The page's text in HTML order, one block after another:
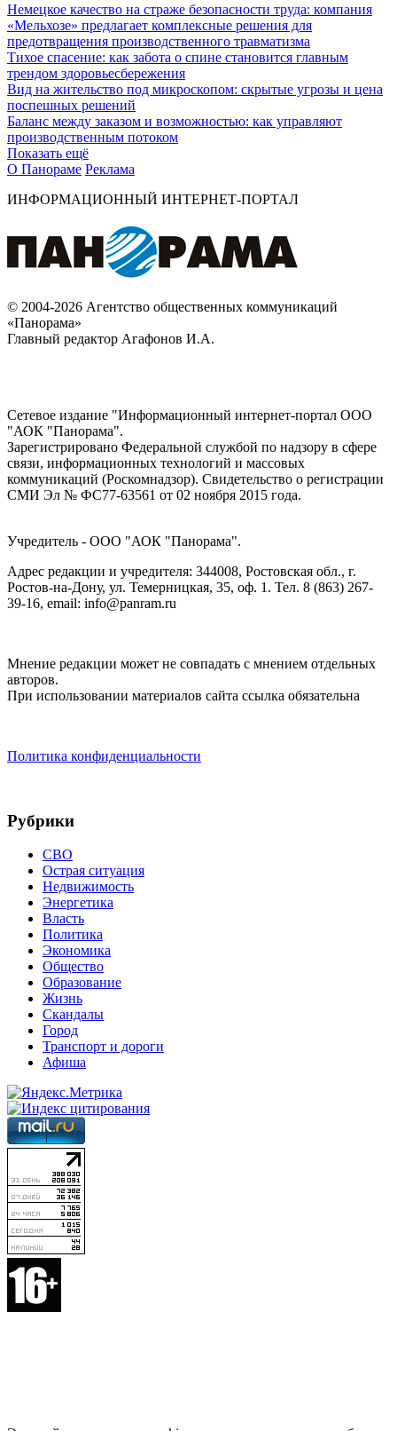
Немецкое качество на страже безопасности труда: компания
«Мельхозе» предлагает комплексные решения для
предотвращения производственного травматизма
Тихое спасение: как забота о спине становится главным
трендом здоровьесбережения
Вид на жительство под микроскопом: скрытые угрозы и цена
поспешных решений
Баланс между заказом и возможностью: как управляют
производственным потоком
Показать ещё
О Панораме Реклама
ИНФОРМАЦИОННЫЙ ИНТЕРНЕТ-ПОРТАЛ
© 2004-2026 Агентство общественных коммуникаций
«Панорама»
Главный редактор Агафонов И.А.
Сетевое издание "Информационный интернет-портал ООО
"АОК "Панорама".
Зарегистрировано Федеральной службой по надзору в сфере
связи, информационных технологий и массовых
коммуникаций (Роскомнадзор). Cвидетельство о регистрации
СМИ Эл № ФС77-63561 от 02 ноября 2015 года.
Учредитель - ООО "АОК "Панорама".
Адрес редакции и учредителя: 344008, Ростовская обл., г.
Ростов-на-Дону, ул. Темерницкая, 35, оф. 1. Тел. 8 (863) 267-
39-16, email: info@panram.ru
Мнение редакции может не совпадать с мнением отдельных
авторов.
При использовании материалов сайта ссылка обязательна
Политика конфиденциальности
Рубрики
СВО
Острая ситуация
Недвижимость
Энергетика
Власть
Политика
Экономика
Общество
Образование
Жизнь
Скандалы
Город
Транспорт и дороги
Афиша